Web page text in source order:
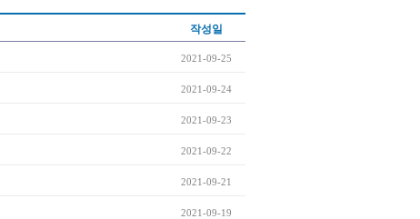
작성일
2021-09-25
2021-09-24
2021-09-23
2021-09-22
2021-09-21
2021-09-19